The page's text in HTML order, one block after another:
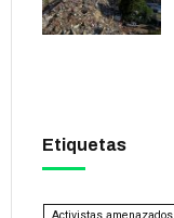
Etiquetas
Activistas amenazados